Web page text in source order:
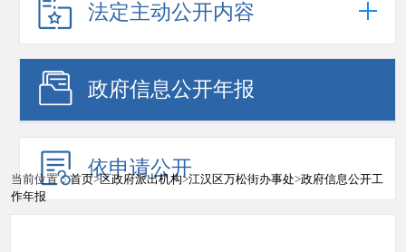
法定主动公开内容
政府信息公开年报
依申请公开
当前位置：首页>区政府派出机构>江汉区万松街办事处>政府信息公开工
作年报